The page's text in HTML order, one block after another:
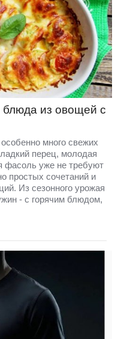
блюда из овощей с
много свежих
перец, молодая
фасоль уже не требуют
простых сочетаний и
Из сезонного урожая
- с горячим блюдом,